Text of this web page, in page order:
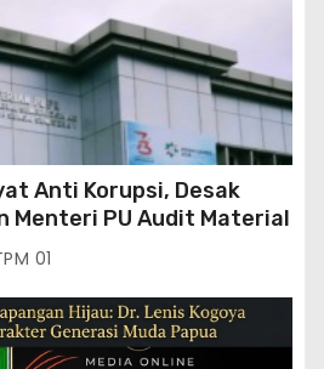
Anti Korupsi, Desak
Menteri PU Audit Material
Kontrak No :
s.d 31 Maret 2026
Nilai Kontrak : Rp
Diduga Ka.Balai BWSS V
01